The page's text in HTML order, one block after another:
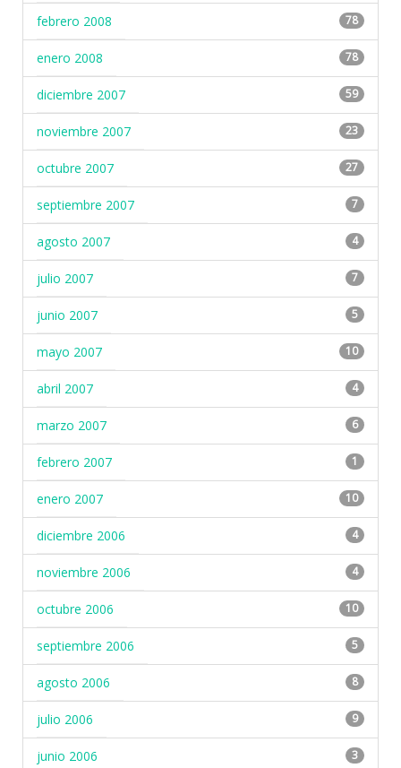
febrero 2008 78
enero 2008 78
diciembre 2007 59
noviembre 2007 23
octubre 2007 27
septiembre 2007 7
agosto 2007 4
julio 2007 7
junio 2007 5
mayo 2007 10
abril 2007 4
marzo 2007 6
febrero 2007 1
enero 2007 10
diciembre 2006 4
noviembre 2006 4
octubre 2006 10
septiembre 2006 5
agosto 2006 8
julio 2006 9
junio 2006 3